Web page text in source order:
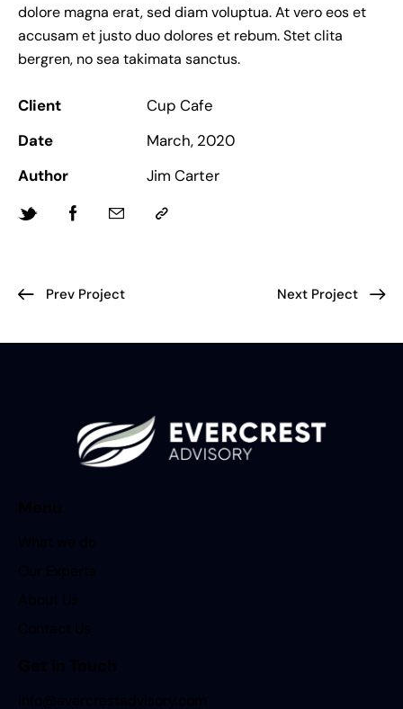
dolore magna erat, sed diam voluptua. At vero eos et
accusam et justo duo dolores et rebum. Stet clita
bergren, no sea takimata sanctus.
Client
Cup Cafe
Date
March, 2020
Author
Jim Carter
Prev Project Next Project